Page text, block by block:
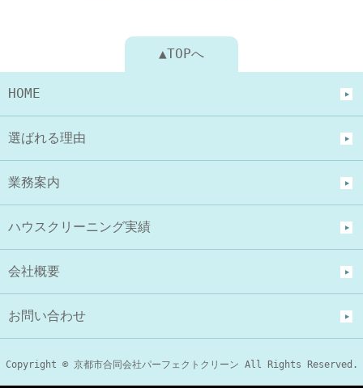
▲TOPへ
HOME
選ばれる理由
業務案内
ハウスクリーニング実績
会社概要
お問い合わせ
Copyright © 京都市合同会社パーフェクトクリーン All Rights Reserved.